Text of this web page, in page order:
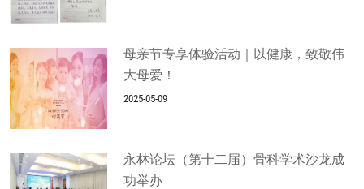
母亲节专享体验活动｜以健康，致敬伟
大母爱！
2025-05-09
永林论坛（第十二届）骨科学术沙龙成
功举办